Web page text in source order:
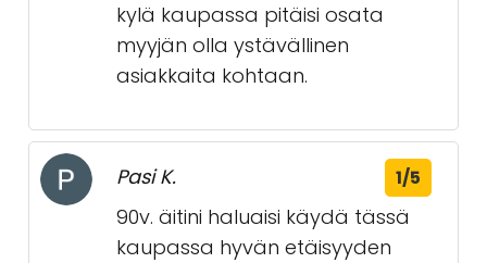
kylä kaupassa pitäisi osata
myyjän olla ystävällinen
asiakkaita kohtaan.
Pasi K. 1/5
90v. äitini haluaisi käydä tässä
kaupassa hyvän etäisyyden